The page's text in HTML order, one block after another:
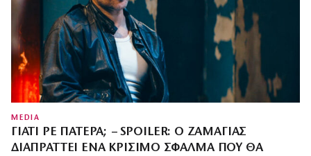
MEDIA
ΓΙΑΤΊ ΡΕ ΠΑΤΈΡΑ; – SPOILER: Ο ΖΑΜΑΓΙΆΣ
ΔΙΑΠΡΆΤΤΕΙ ΈΝΑ ΚΡΊΣΙΜΟ ΣΦΆΛΜΑ ΠΟΥ ΘΑ